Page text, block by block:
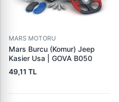
MARS MOTORU
Mars Burcu (Komur) Jeep
Kasier Usa | GOVA B050
49,11 TL